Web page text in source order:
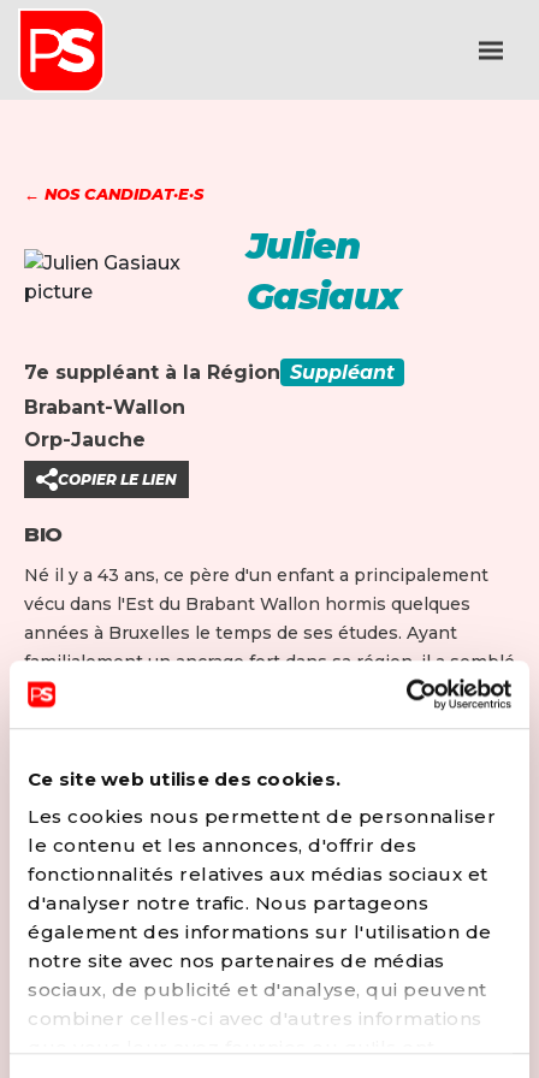
Ce site web utilise des cookies.
Les cookies nous permettent de personnaliser
le contenu et les annonces, d'offrir des
fonctionnalités relatives aux médias sociaux et
d'analyser notre trafic. Nous partageons
également des informations sur l'utilisation de
notre site avec nos partenaires de médias
sociaux, de publicité et d'analyse, qui peuvent
combiner celles-ci avec d'autres informations
← NOS CANDIDAT·E·S
Julien
Gasiaux
7e suppléant à la Région Suppléant
Brabant-Wallon
Orp-Jauche
COPIER LE LIEN
BIO
Né il y a 43 ans, ce père d'un enfant a principalement
vécu dans l'Est du Brabant Wallon hormis quelques
années à Bruxelles le temps de ses études. Ayant
familialement un ancrage fort dans sa région, il a semblé
évident à ce candidat de s'impliquer tôt dans la vie
quinzaine d'années, les questions de mobilité et la
fonction publique tiennent Julien particulièrement à
cœur. De même, la priorité de l'accès au logement pour
tous est matérialisée par un mandat d'administrateur à
l'IPB (société de logement publique du centre et de
l'est du Brabant). Le sport n'est pas en reste avec ce
candidat, puisqu'il préside le club de football de
Jandrain, club où il joue toujours depuis une trentaine
d'années.